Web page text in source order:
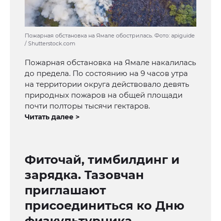
Пожарная обстановка на Ямале обострилась. Фото: apiguide
/ Shutterstock.com
Пожарная обстановка на Ямале накалилась
до предела. По состоянию на 9 часов утра
на территории округа действовало девять
природных пожаров на общей площади
почти полторы тысячи гектаров.
Читать далее >
Фиточай, тимбилдинг и
зарядка. Тазовчан
приглашают
присоединиться ко Дню